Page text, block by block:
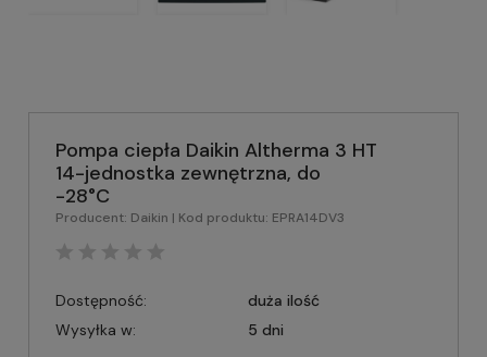
Pompa ciepła Daikin Altherma 3 HT
14-jednostka zewnętrzna, do
-28°C
Producent: Daikin | Kod produktu: EPRA14DV3
Dostępność:
duża ilość
Wysyłka w:
5 dni